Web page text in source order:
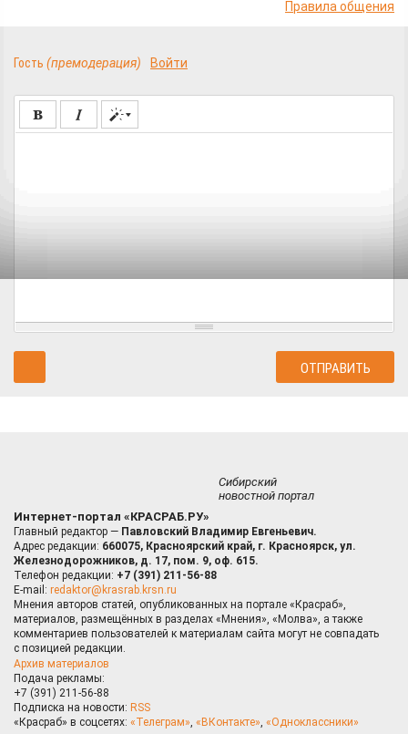
Правила общения
Гость (премодерация) Войти
Сибирский
новостной портал
Интернет-портал «КРАСРАБ.РУ»
Главный редактор — Павловский Владимир Евгеньевич.
Адрес редакции: 660075, Красноярский край, г. Красноярск, ул.
Железнодорожников, д. 17, пом. 9, оф. 615.
Телефон редакции: +7 (391) 211-56-88
E-mail: redaktor@krasrab.krsn.ru
Мнения авторов статей, опубликованных на портале «Красраб»,
материалов, размещённых в разделах «Мнения», «Молва», а также
комментариев пользователей к материалам сайта могут не совпадать
с позицией редакции.
Архив материалов
Подача рекламы:
+7 (391) 211-56-88
Подписка на новости: RSS
«Красраб» в соцсетях: «Телеграм», «ВКонтакте», «Одноклассники»